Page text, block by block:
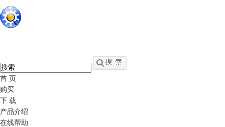
首 页
购买
下 载
产品介绍
在线帮助